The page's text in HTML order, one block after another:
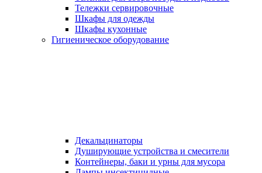
Тележки сервировочные
Шкафы для одежды
Шкафы кухонные
Гигиеническое оборудование
Декальцинаторы
Душирующие устройства и смесители
Контейнеры, баки и урны для мусора